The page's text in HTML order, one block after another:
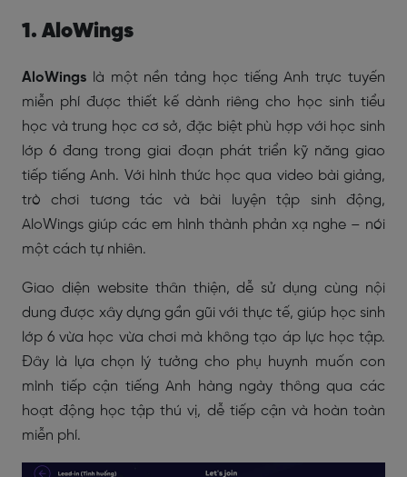
1. AloWings
AloWings là một nền tảng học tiếng Anh trực tuyến
miễn phí được thiết kế dành riêng cho học sinh tiểu
học và trung học cơ sở, đặc biệt phù hợp với học sinh
lớp 6 đang trong giai đoạn phát triển kỹ năng giao
tiếp tiếng Anh. Với hình thức học qua video bài giảng,
trò chơi tương tác và bài luyện tập sinh động,
AloWings giúp các em hình thành phản xạ nghe – nói
một cách tự nhiên.
Giao diện website thân thiện, dễ sử dụng cùng nội
dung được xây dựng gần gũi với thực tế, giúp học sinh
lớp 6 vừa học vừa chơi mà không tạo áp lực học tập.
Đây là lựa chọn lý tưởng cho phụ huynh muốn con
mình tiếp cận tiếng Anh hàng ngày thông qua các
hoạt động học tập thú vị, dễ tiếp cận và hoàn toàn
miễn phí.